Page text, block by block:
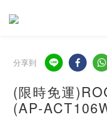
分享到
(限時免運
(AP-